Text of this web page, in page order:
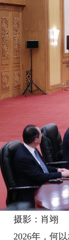
摄影：肖翊
2026年，何以